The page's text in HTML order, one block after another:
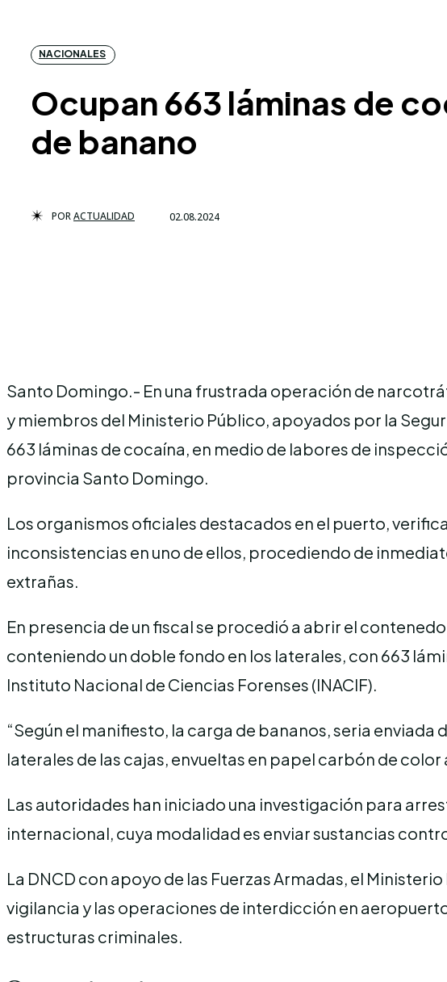
NACIONALES
Ocupan 663 láminas de
de banano
PORACTUALIDAD 02.08.2024
Santo Domingo.- En una frustrada operación de
y miembros del Ministerio Público, apoyados por la
663 láminas de cocaína, en medio de labores de
provincia Santo Domingo.
Los organismos oficiales destacados en el puerto,
inconsistencias en uno de ellos, procediendo de
extrañas.
En presencia de un fiscal se procedió a abrir el
conteniendo un doble fondo en los laterales, con 663
Instituto Nacional de Ciencias Forenses (INACIF).
“Según el manifiesto, la carga de bananos, seria
laterales de las cajas, envueltas en papel carbón de
Las autoridades han iniciado una investigación para
internacional, cuya modalidad es enviar sustancias
La DNCD con apoyo de las Fuerzas Armadas, el
vigilancia y las operaciones de interdicción en
estructuras criminales.